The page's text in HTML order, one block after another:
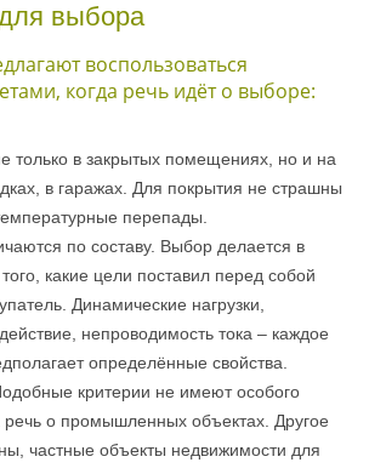
выбора
воспользоваться
когда речь идёт о выборе:
только в закрытых помещениях, но и на
в гаражах. Для покрытия не страшны
перепады.
по составу. Выбор делается в
какие цели поставил перед собой
Динамические нагрузки,
непроводимость тока – каждое
определённые свойства.
критерии не имеют особого
речь о промышленных объектах. Другое
частные объекты недвижимости для